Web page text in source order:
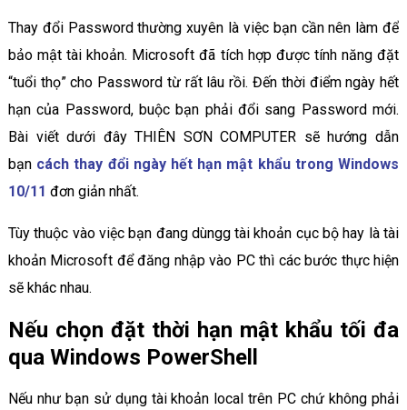
Thay đổi Password thường xuyên là việc bạn cần nên làm để
bảo mật tài khoản. Microsoft đã tích hợp được tính năng đặt
“tuổi thọ” cho Password từ rất lâu rồi. Đến thời điểm ngày hết
hạn của Password, buộc bạn phải đổi sang Password mới.
Bài viết dưới đây THIÊN SƠN COMPUTER sẽ hướng dẫn
bạn cách thay đổi ngày hết hạn mật khẩu trong Windows
10/11 đơn giản nhất.
Tùy thuộc vào việc bạn đang dùngg tài khoản cục bộ hay là tài
khoản Microsoft để đăng nhập vào PC thì các bước thực hiện
sẽ khác nhau.
Nếu chọn đặt thời hạn mật khẩu tối đa
qua Windows PowerShell
Nếu như bạn sử dụng tài khoản local trên PC chứ không phải